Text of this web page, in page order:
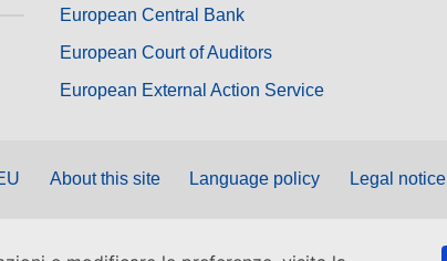
European Central Bank
European Court of Auditors
European External Action Service
About this site Language policy Legal notice